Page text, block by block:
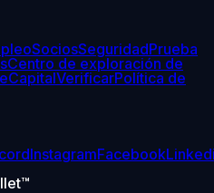
SociosSeguridadPrueba
Centro de exploración de
CapitalVerificarPolítica de
InstagramFacebook